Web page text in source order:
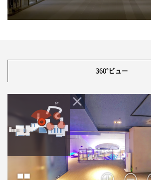
360°ビュー